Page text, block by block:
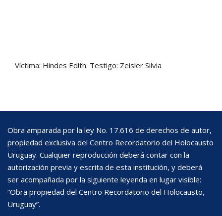
Víctima: Hindes Edith. Testigo: Zeisler Silvia
Obra amparada por la ley No. 17.616 de derechos de autor,
propiedad exclusiva del Centro Recordatorio del Holocausto
Uruguay. Cualquier reproducción deberá contar con la
autorización previa y escrita de esta institución, y deberá
ser acompañada por la siguiente leyenda en lugar visible:
“Obra propiedad del Centro Recordatorio del Holocausto,
Uruguay”.